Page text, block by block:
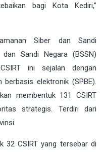
bagi Kota Kediri,”
Siber dan Sandi
Sandi Negara (BSSN)
ini sejalan dengan
elektronik (SPBE).
membentuk 131 CSIRT
strategis. Terdiri dari
32 CSIRT yang tersebar di